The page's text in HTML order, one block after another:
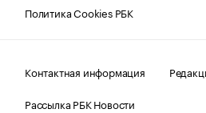
Политика Cookies РБК
Контактная информация
Рассылка РБК Новости